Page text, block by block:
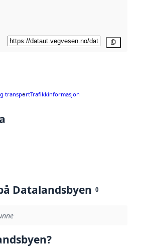
transportTrafikkinformasjon
Datalandsbyen 0